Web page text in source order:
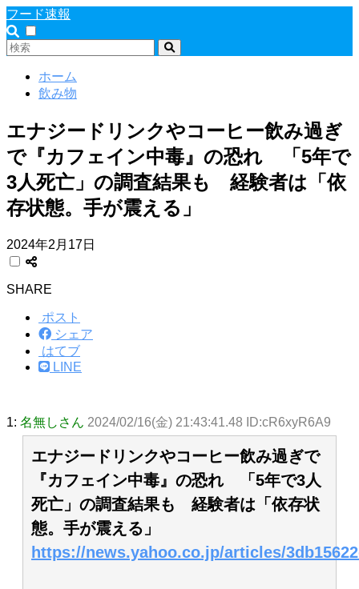
フード速報
ホーム
飲み物
エナジードリンクやコーヒー飲み過ぎ
で『カフェイン中毒』の恐れ 「5年で
3人死亡」の調査結果も 経験者は「依
存状態。手が震える」
2024年2月17日
SHARE
ポスト
シェア
はてブ
LINE
1: 名無しさん 2024/02/16(金) 21:43:41.48 ID:cR6xyR6A9
エナジードリンクやコーヒー飲み過ぎで
『カフェイン中毒』の恐れ 「5年で3人
死亡」の調査結果も 経験者は「依存状
態。手が震える」
https://news.yahoo.co.jp/articles/